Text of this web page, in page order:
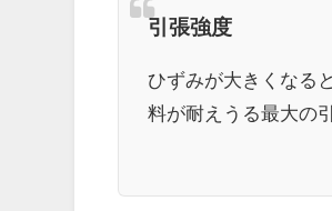
引張強度
ひずみが大きくなる
料が耐えうる最大の